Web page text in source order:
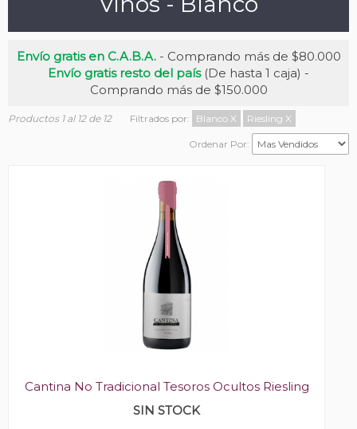
Envío gratis en C.A.B.A.- Comprando más de $80.000
Envío gratis resto del país(De hasta 1 caja) -
Comprando más de $150.000
Productos 1 al 12 de 12 Filtrados por: Blanco X Riesling X
Ordenar Por:
Cantina No Tradicional Tesoros Ocultos Riesling
SIN STOCK